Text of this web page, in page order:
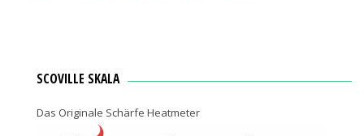
SCOVILLE SKALA
Das Originale Schärfe Heatmeter